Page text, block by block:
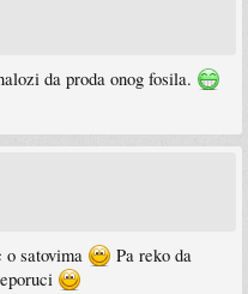
da proda onog fosila.
o satovima
Pa reko da